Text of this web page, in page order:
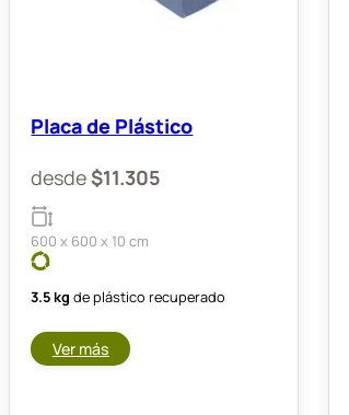
Placa de Plástico
desde$11.305
600 x 600 x 10 cm
3.5 kg de plástico recuperado
Ver más